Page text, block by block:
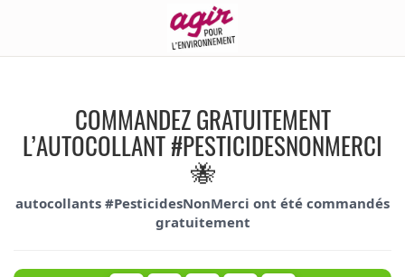
COMMANDEZ GRATUITEMENT
L’AUTOCOLLANT #PESTICIDESNONMERCI
🐝
autocollants #PesticidesNonMerci ont été commandés
gratuitement